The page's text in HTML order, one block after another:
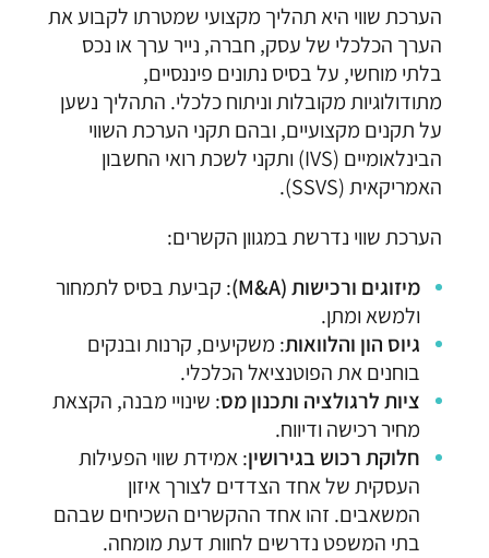
הערכת שווי היא תהליך מקצועי שמטרתו לקבוע את
הערך הכלכלי של עסק, חברה, נייר ערך או נכס
בלתי מוחשי, על בסיס נתונים פיננסיים,
מתודולוגיות מקובלות וניתוח כלכלי. התהליך נשען
על תקנים מקצועיים, ובהם תקני הערכת השווי
הבינלאומיים (IVS) ותקני לשכת רואי החשבון
האמריקאית (SSVS).
הערכת שווי נדרשת במגוון הקשרים:
מיזוגים ורכישות (M&A)
: קביעת בסיס לתמחור
ולמשא ומתן.
גיוס הון והלוואות: משקיעים, קרנות ובנקים
בוחנים את הפוטנציאל הכלכלי.
ציות לרגולציה ותכנון מס: שינויי מבנה, הקצאת
מחיר רכישה ודיווח.
חלוקת רכוש בגירושין: אמידת שווי הפעילות
העסקית של אחד הצדדים לצורך איזון
המשאבים. זהו אחד ההקשרים השכיחים שבהם
בתי המשפט נדרשים לחוות דעת מומחה.